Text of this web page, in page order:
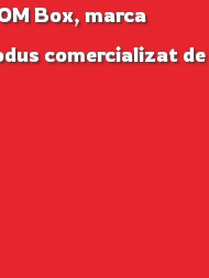
Box, marca
comercializat de